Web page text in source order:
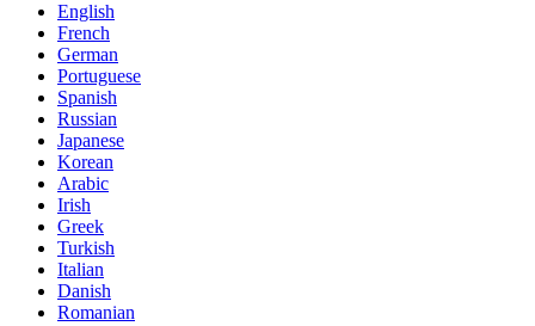
English
French
German
Portuguese
Spanish
Russian
Japanese
Korean
Arabic
Irish
Greek
Turkish
Italian
Danish
Romanian